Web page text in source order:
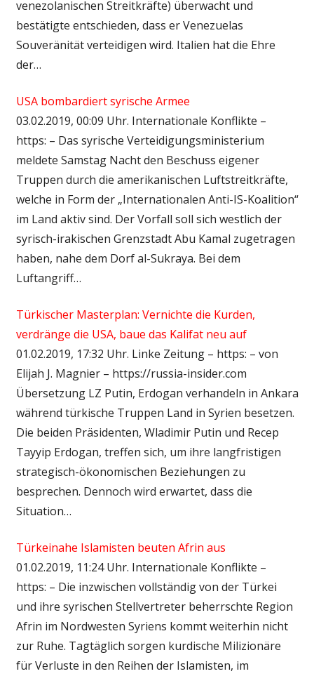
venezolanischen Streitkräfte) überwacht und
bestätigte entschieden, dass er Venezuelas
Souveränität verteidigen wird. Italien hat die Ehre
der…
USA bombardiert syrische Armee
03.02.2019, 00:09 Uhr. Internationale Konflikte –
https: – Das syrische Verteidigungsministerium
meldete Samstag Nacht den Beschuss eigener
Truppen durch die amerikanischen Luftstreitkräfte,
welche in Form der „Internationalen Anti-IS-Koalition“
im Land aktiv sind. Der Vorfall soll sich westlich der
syrisch-irakischen Grenzstadt Abu Kamal zugetragen
haben, nahe dem Dorf al-Sukraya. Bei dem
Luftangriff…
Türkischer Masterplan: Vernichte die Kurden,
verdränge die USA, baue das Kalifat neu auf
01.02.2019, 17:32 Uhr. Linke Zeitung – https: – von
Elijah J. Magnier – https://russia-insider.com
Übersetzung LZ Putin, Erdogan verhandeln in Ankara
während türkische Truppen Land in Syrien besetzen.
Die beiden Präsidenten, Wladimir Putin und Recep
Tayyip Erdogan, treffen sich, um ihre langfristigen
strategisch-ökonomischen Beziehungen zu
besprechen. Dennoch wird erwartet, dass die
Situation…
Türkeinahe Islamisten beuten Afrin aus
01.02.2019, 11:24 Uhr. Internationale Konflikte –
https: – Die inzwischen vollständig von der Türkei
und ihre syrischen Stellvertreter beherrschte Region
Afrin im Nordwesten Syriens kommt weiterhin nicht
zur Ruhe. Tagtäglich sorgen kurdische Milizionäre
für Verluste in den Reihen der Islamisten, im